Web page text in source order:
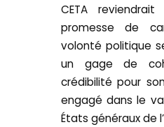
CETA
promesse de
volonté politique
un gage de
crédibilité pour
engagé dans le
États généraux de